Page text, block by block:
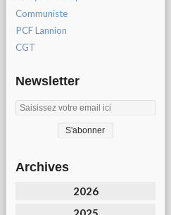
Communiste
PCF Lannion
CGT
Newsletter
Archives
2026